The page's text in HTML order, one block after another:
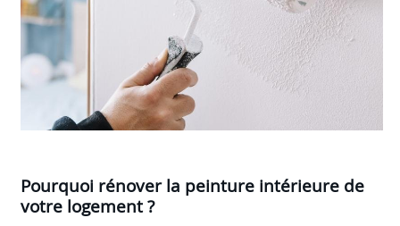
Pourquoi rénover la peinture intérieure de
votre logement ?